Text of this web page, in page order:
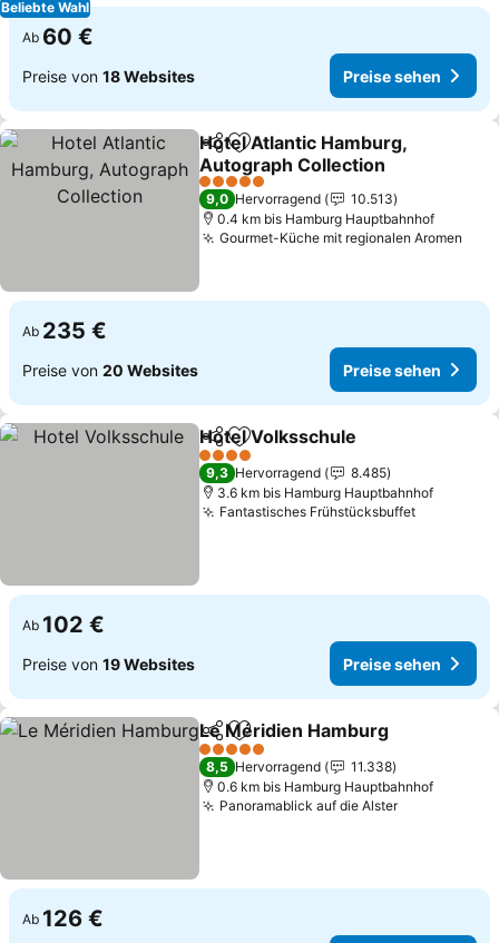
Beliebte Wahl
Ab 60 €
Preise von 18 Websites Preise sehen
TeilenZu Favoriten hinzufügen
Hotel Atlantic Hamburg,
Autograph Collection
5 Sterne
9,0 Hervorragend
10.513
0.4 km bis Hamburg Hauptbahnhof
Gourmet-Küche mit regionalen Aromen
Ab 235 €
Preise von 20 Websites Preise sehen
TeilenZu Favoriten hinzufügen
Hotel Volksschule
4 Sterne
9,3 Hervorragend
8.485
3.6 km bis Hamburg Hauptbahnhof
Fantastisches Frühstücksbuffet
Ab 102 €
Preise von 19 Websites Preise sehen
TeilenZu Favoriten hinzufügen
Le Méridien Hamburg
5 Sterne
8,5 Hervorragend
11.338
0.6 km bis Hamburg Hauptbahnhof
Panoramablick auf die Alster
Ab 126 €